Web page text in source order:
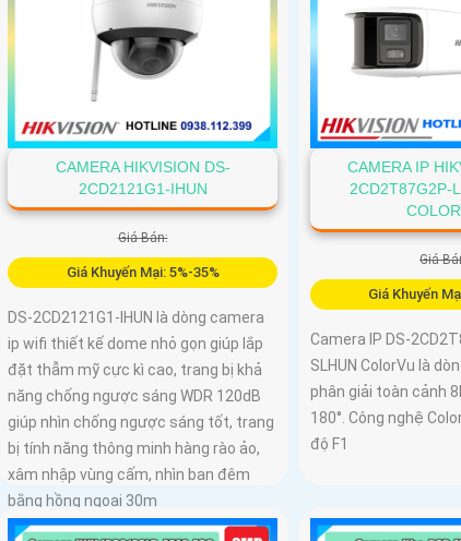
CAMERA HIKVISION DS-
2CD2121G1-IHUN
Giá Bán:
Giá Khuyến Mại: 5%-35%
DS-2CD2121G1-IHUN là dòng camera
ip wifi thiết kế dome nhỏ gọn giúp lắp
đặt thẫm mỹ cực kì cao, trang bị khả
năng chống ngược sáng WDR 120dB
giúp nhìn chống ngược sáng tốt, trang
bị tính năng thông minh hàng rào ảo,
xâm nhập vùng cấm, nhìn ban đêm
bằng hồng ngoại 30m
CAMERA IP
2CD2T87G2P-
Giá
Giá Khuyến
Camera IP DS-
SLHUN ColorVu là
phân giải toàn cảnh
180°. Công nghệ
độ F1